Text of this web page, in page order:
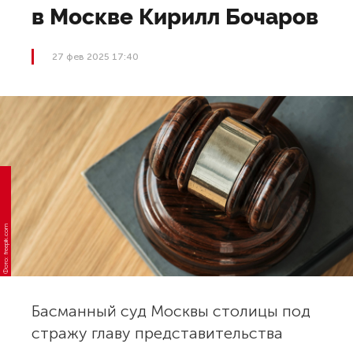
в Москве Кирилл Бочаров
27 фев 2025 17:40
Фото: freepik.com
Басманный суд Москвы столицы под
стражу главу представительства